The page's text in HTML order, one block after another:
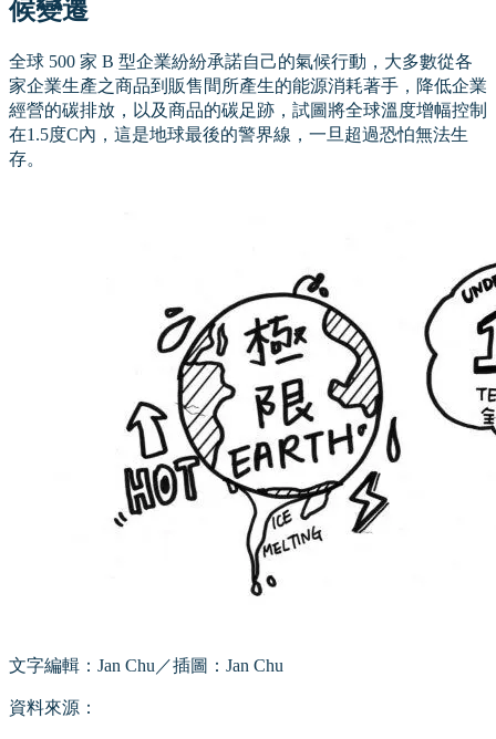
候變遷
全球 500 家 B 型企業紛紛承諾自己的氣候行動，大多數從各
家企業生產之商品到販售間所產生的能源消耗著手，降低企業
經營的碳排放，以及商品的碳足跡，試圖將全球溫度增幅控制
在1.5度C內，這是地球最後的警界線，一旦超過恐怕無法生
存。
文字編輯：Jan Chu／插圖：Jan Chu
資料來源：